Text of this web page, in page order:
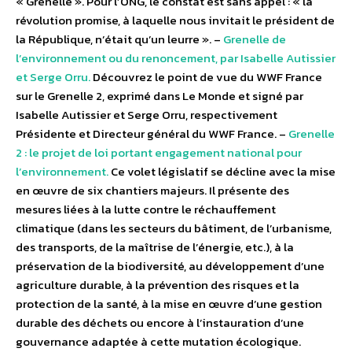
révolution promise, à laquelle nous invitait le président de
la République, n’était qu’un leurre ». – Grenelle de
l’environnement ou du renoncement, par Isabelle Autissier
et Serge Orru.Découvrez le point de vue du WWF France
sur le Grenelle 2, exprimé dans Le Monde et signé par
Isabelle Autissier et Serge Orru, respectivement
Présidente et Directeur général du WWF France. – Grenelle
2 : le projet de loi portant engagement national pour
l’environnement.Ce volet législatif se décline avec la mise
en œuvre de six chantiers majeurs. Il présente des
mesures liées à la lutte contre le réchauffement
climatique (dans les secteurs du bâtiment, de l’urbanisme,
des transports, de la maîtrise de l’énergie, etc.), à la
préservation de la biodiversité, au développement d’une
agriculture durable, à la prévention des risques et la
protection de la santé, à la mise en œuvre d’une gestion
durable des déchets ou encore à l’instauration d’une
gouvernance adaptée à cette mutation écologique.